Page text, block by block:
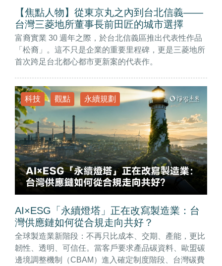
【焦點人物】從東京丸之內到台北信義——
台灣三菱地所董事長前田匠的城市選擇
富裔實業 30 週年之際，於台北信義區推出代表性作品
「松裔」。這不只是企業的重要里程碑，更是三菱地所
首次跨足台北都心都市更新案的代表作。
科技 觀點 永續規劃
AI×ESG「永續燈塔」正在改寫製造業：台
灣供應鏈如何從合規走向共好？
全球製造業新階段：不再只比成本、交期、產能，更比
韌性、透明、可信任。當客戶要求產品碳資料、歐盟碳
邊境調整機制（CBAM）進入確定制度階段、台灣碳費